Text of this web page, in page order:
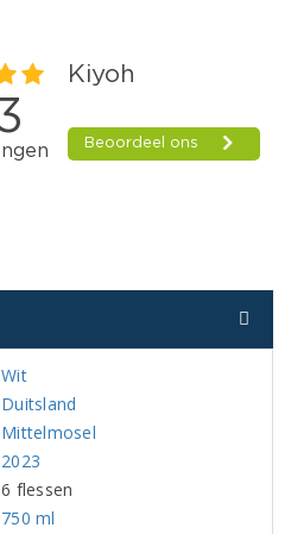
Wit
Duitsland
Mittelmosel
2023
6 flessen
750 ml